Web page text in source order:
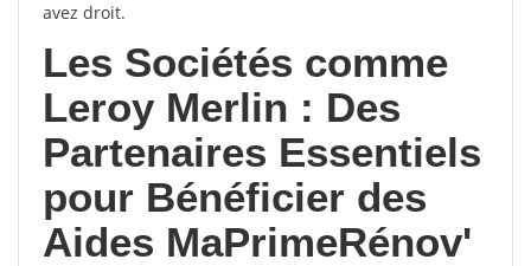
avez droit.
Les Sociétés comme
Leroy Merlin : Des
Partenaires Essentiels
pour Bénéficier des
Aides MaPrimeRénov'